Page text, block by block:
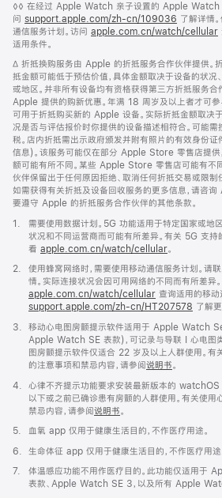
脚
注
◊◊ 在经过 Apple Watch 亲子设置的 Apple Watch
问 support.apple.com/zh-cn/109036 (在
新
中
打
开)
了解详情
通信服务计划。访问 apple.com.cn/watch/cellular
适用条件。
脚
注
∆ 折抵换购服务由 Apple 的折抵服务合作伙伴提供。
抵金额可能低于预估价值，具体金额取决于设备的状况
或地区。并非所有设备均有资格获得第三方折抵服务
Apple 提供的购新优惠。年满 18 周岁及以上者才可参
可用于折抵购买新的 Apple 设备。实际折抵金额取决
况是否与评估报价时你提供的设备描述相符合。可能
税。店内折抵需出示政府颁发并附有照片的有效身份
信息)。该服务可能仅在部分 Apple Store 零售店提供
额可能有所不同。某些 Apple Store 零售店可能有不
伙伴保留出于任何原因拒绝、取消任何折抵交易或限制
如需获得有关折抵及设备回收服务的更多信息，请咨
要遵守 Apple 的折抵服务合作伙伴的其他条款。
脚
1.
需要使用数据计划。5G 功能适用于特定国家或地
状况和不同运营商而可能有所差异。有关 5G 支持
看 apple.com.cn/watch/cellular。
脚
2.
使用蜂窝网络时，需要使用移动通信服务计划。请
情。实际连接状况会因可用网络的不同而有所差异
apple.com.cn/watch/cellular 查询适用的移动
support.apple.com/zh-cn/HT207578 (在
窗
口
中
开)
了解
脚
3.
移动心电图房颤提示软件适用于 Apple Watch
Apple Watch SE 表款)，可记录与导联 I 心电图
图房颤提示软件仅适合 22 岁及以上人群使用。有
的注意事项和禁忌内容，请参阅说明书。
脚
4.
心律不齐提示功能要求安装最新版本的
以下或之前已确诊患有房颤的人群使用。有关使用
禁忌内容，请参阅说明书。
脚
5. 血氧 app 仅用于健康生活目的，不作医疗用途。
脚
6. 生命体征 app 仅用于健康生活目的，不作医疗用途
脚7.
体温感应功能不用作医疗目的。此功能仅适用
表款、Apple Watch SE 3，以及所有 Apple